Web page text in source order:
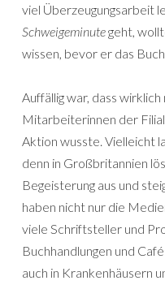
viel Überzeugungsarbeit
Schweigeminutegeht,
wissen, bevor er das
Auffällig war, dass
Mitarbeiterinnen der
Aktion wusste. Vielleicht
denn in Großbritannien
Begeisterung aus und
haben nicht nur die
viele Schriftsteller und
Buchhandlungen und
auch in Krankenhäusern